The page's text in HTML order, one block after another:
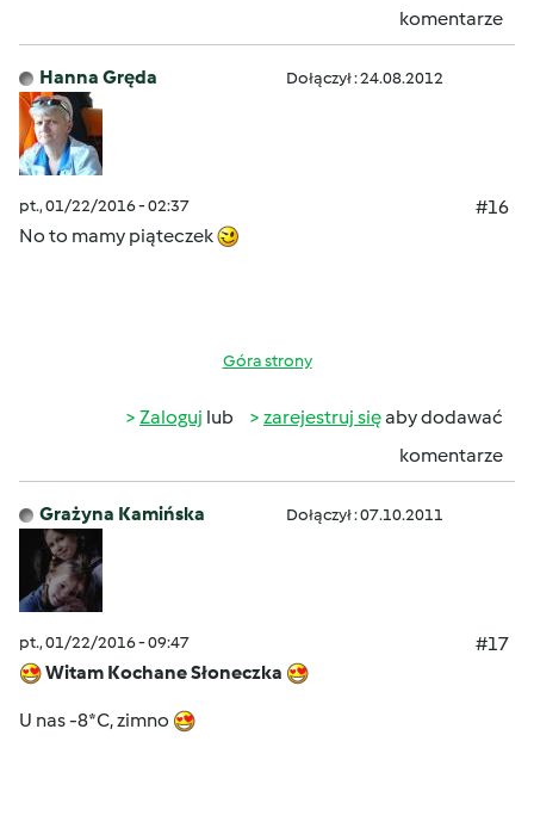
komentarze
Hanna Gręda Dołączył : 24.08.2012
pt., 01/22/2016 - 02:37
#16
No to mamy piąteczek
Góra strony
Zaloguj lub zarejestruj sięaby dodawać
komentarze
Grażyna Kamińska Dołączył : 07.10.2011
pt., 01/22/2016 - 09:47
#17
Witam Kochane Słoneczka
U nas -8*C, zimno